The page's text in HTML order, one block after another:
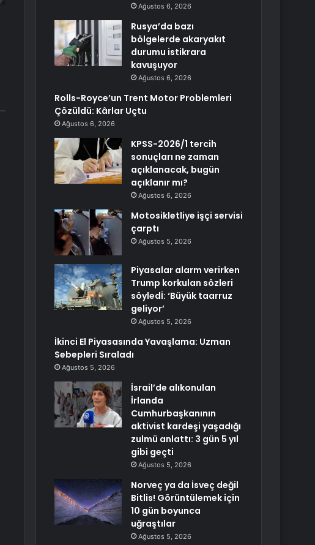
Ağustos 6, 2026
Rusya’da bazı
bölgelerde akaryakıt
durumu istikrara
kavuşuyor
Ağustos 6, 2026
Rolls-Royce’un Trent Motor Problemleri
Çözüldü: Kârlar Uçtu
Ağustos 6, 2026
KPSS-2026/1 tercih
sonuçları ne zaman
açıklanacak, bugün
açıklanır mı?
Ağustos 6, 2026
Motosikletliye işçi servisi
çarptı
Ağustos 5, 2026
Piyasalar alarm verirken
Trump korkulan sözleri
söyledİ: ‘Büyük taarruz
geliyor’
Ağustos 5, 2026
İkinci El Piyasasında Yavaşlama: Uzman
Sebepleri Sıraladı
Ağustos 5, 2026
İsrail’de alıkonulan
İrlanda
Cumhurbaşkanının
aktivist kardeşi yaşadığı
zulmü anlattı: 3 gün 5 yıl
gibi geçti
Ağustos 5, 2026
Norveç ya da İsveç değil
Bitlis! Görüntülemek için
10 gün boyunca
uğraştılar
Ağustos 5, 2026